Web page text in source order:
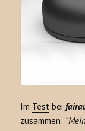
Im Test bei
zusammen: